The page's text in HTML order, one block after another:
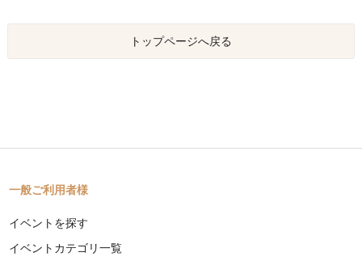
トップページへ戻る
一般ご利用者様
イベントを探す
イベントカテゴリ一覧